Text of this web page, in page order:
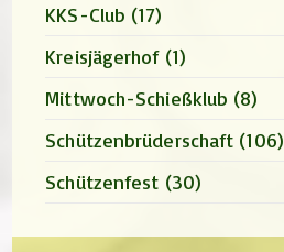
KKS-Club (17)
Kreisjägerhof (1)
Mittwoch-Schießklub (8)
Schützenbrüderschaft (106)
Schützenfest (30)